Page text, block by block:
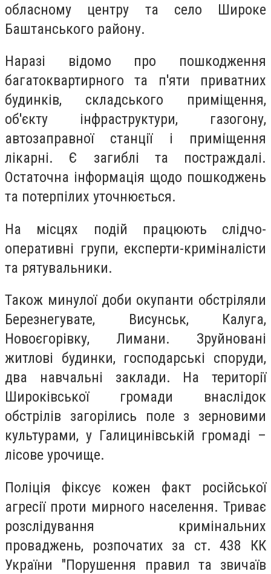
обласному центру та село Широке
Баштанського району.
Наразі відомо про пошкодження
багатоквартирного та п'яти приватних
будинків, складського приміщення,
об'єкту інфраструктури, газогону,
автозаправної станції і приміщення
лікарні. Є загиблі та постраждалі.
Остаточна інформація щодо пошкоджень
та потерпілих уточнюється.
На місцях подій працюють слідчо-
оперативні групи, експерти-криміналісти
та рятувальники.
Також минулої доби окупанти обстріляли
Березнегувате, Висунськ, Калуга,
Новоєгорівку, Лимани. Зруйновані
житлові будинки, господарські споруди,
два навчальні заклади. На території
Широківської громади внаслідок
обстрілів загорілись поле з зерновими
культурами, у Галицинівській громаді –
лісове урочище.
Поліція фіксує кожен факт російської
агресії проти мирного населення. Триває
розслідування кримінальних
проваджень, розпочатих за ст. 438 КК
України "Порушення правил та звичаїв